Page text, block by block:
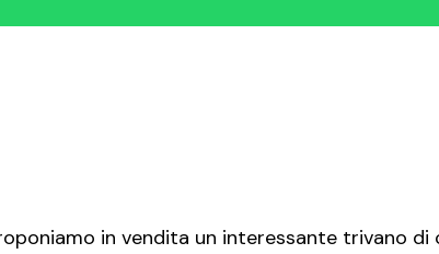
in vendita un interessante trivano